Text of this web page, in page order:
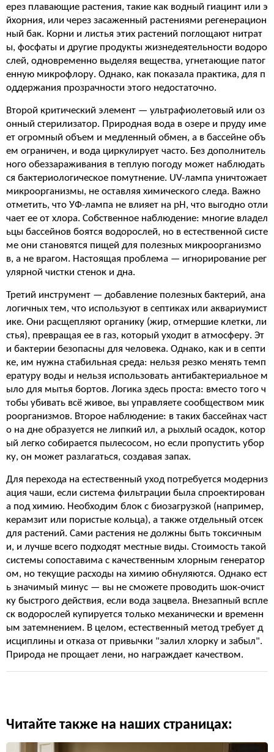
ерез плавающие растения, такие как водный гиацинт или э
йхорния, или через засаженный растениями регенерацион
ный бак. Корни и листья этих растений поглощают нитрат
ы, фосфаты и другие продукты жизнедеятельности водоро
слей, одновременно выделяя вещества, угнетающие патог
енную микрофлору. Однако, как показала практика, для п
оддержания прозрачности этого недостаточно.
Второй критический элемент — ультрафиолетовый или оз
онный стерилизатор. Природная вода в озере и пруду име
ет огромный объем и медленный обмен, а в бассейне объ
ем ограничен, и вода циркулирует часто. Без дополнитель
ного обеззараживания в теплую погоду может наблюдать
ся бактериологическое помутнение. UV-лампа уничтожает
микроорганизмы, не оставляя химического следа. Важно
отметить, что УФ-лампа не влияет на pH, что выгодно отли
чает ее от хлора. Собственное наблюдение: многие владел
ьцы бассейнов боятся водорослей, но в естественной систе
ме они становятся пищей для полезных микроорганизмо
в, а не врагом. Настоящая проблема — игнорирование рег
улярной чистки стенок и дна.
Третий инструмент — добавление полезных бактерий, ана
логичных тем, что используют в септиках или аквариумист
ике. Они расщепляют органику (жир, отмершие клетки, ли
стья), превращая ее в газ, который уходит в атмосферу. Эт
и бактерии безопасны для человека. Однако, как и в септи
ке, им нужна стабильная среда: нельзя резко менять темп
ературу воды и нельзя использовать антибактериальное м
ыло для мытья бортов. Логика здесь проста: вместо того ч
тобы убивать всё живое, вы управляете сообществом мик
роорганизмов. Второе наблюдение: в таких бассейнах част
о на дне образуется не липкий ил, а рыхлый осадок, котор
ый легко собирается пылесосом, но если пропустить убор
ку, он может разлагаться, создавая запах.
Для перехода на естественный уход потребуется модерниз
ация чаши, если система фильтрации была спроектирован
а под химию. Необходим блок с биозагрузкой (например,
керамзит или пористые кольца), а также отдельный отсек
для растений. Сами растения не должны быть токсичным
и, и лучше всего подходят местные виды. Стоимость такой
системы сопоставима с качественным хлорным генератор
ом, но текущие расходы на химию обнуляются. Однако ест
ь значимый минус — вы не сможете проводить шок-очист
ку быстрого действия, если вода зацвела. Внезапный вспле
ск водорослей купируется только механически и временн
ым затемнением. В целом, естественный метод требует д
исциплины и отказа от привычки "залил хлорку и забыл".
Природа не прощает лени, но награждает качеством.
Читайте также на наших страницах: